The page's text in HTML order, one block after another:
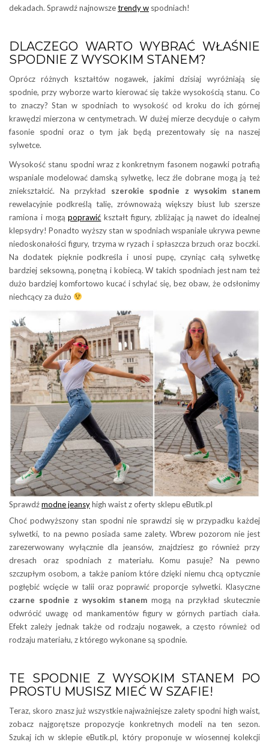
dekadach. Sprawdź najnowszetrendy w spodniach!
DLACZEGO WARTO WYBRAĆ WŁAŚNIE
SPODNIE Z WYSOKIM STANEM?
Oprócz różnych kształtów nogawek, jakimi dzisiaj wyróżniają się
spodnie, przy wyborze warto kierować się także wysokością stanu. Co
to znaczy? Stan w spodniach to wysokość od kroku do ich górnej
krawędzi mierzona w centymetrach. W dużej mierze decyduje o całym
fasonie spodni oraz o tym jak będą prezentowały się na naszej
sylwetce.
Wysokość stanu spodni wraz z konkretnym fasonem nogawki potrafią
wspaniale modelować damską sylwetkę, lecz źle dobrane mogą ją też
zniekształcić. Na przykład szerokie spodnie z wysokim stanem
rewelacyjnie podkreślą talię, zrównoważą większy biust lub szersze
ramiona i mogąpoprawić kształt figury, zbliżając ją nawet do idealnej
klepsydry! Ponadto wyższy stan w spodniach wspaniale ukrywa pewne
niedoskonałości figury, trzyma w ryzach i spłaszcza brzuch oraz boczki.
Na dodatek pięknie podkreśla i unosi pupę, czyniąc całą sylwetkę
bardziej seksowną, ponętną i kobiecą. W takich spodniach jest nam też
dużo bardziej komfortowo kucać i schylać się, bez obaw, że odsłonimy
niechcący za dużo
Sprawdźmodne jeansyhigh waist z oferty sklepu eButik.pl
Choć podwyższony stan spodni nie sprawdzi się w przypadku każdej
sylwetki, to na pewno posiada same zalety. Wbrew pozorom nie jest
zarezerwowany wyłącznie dla jeansów, znajdziesz go również przy
dresach oraz spodniach z materiału. Komu pasuje? Na pewno
szczupłym osobom, a także paniom które dzięki niemu chcą optycznie
pogłębić wcięcie w talii oraz poprawić proporcje sylwetki. Klasyczne
czarne spodnie z wysokim stanem mogą na przykład skutecznie
odwrócić uwagę od mankamentów figury w górnych partiach ciała.
Efekt zależy jednak także od rodzaju nogawek, a często również od
rodzaju materiału, z którego wykonane są spodnie.
TE SPODNIE Z WYSOKIM STANEM PO
PROSTU MUSISZ MIEĆ W SZAFIE!
Teraz, skoro znasz już wszystkie najważniejsze zalety spodni high waist,
zobacz najgorętsze propozycje konkretnych modeli na ten sezon.
Szukaj ich w sklepie eButik.pl, który proponuje w wiosennej kolekcji